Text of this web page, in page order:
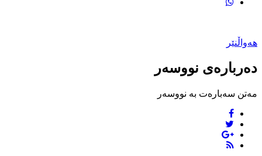
هەواڵنێر
دەربارەی نووسەر
مەتن سەبارەت بە نووسەر